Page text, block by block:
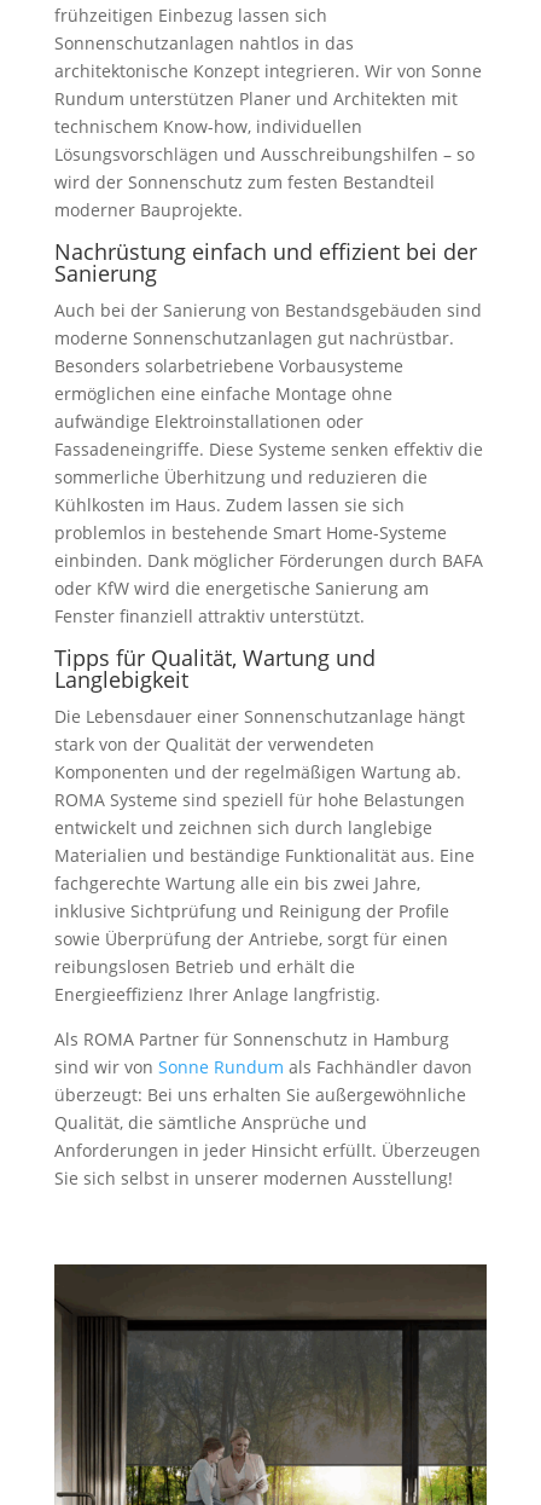
frühzeitigen Einbezug lassen sich
Sonnenschutzanlagen nahtlos in das
architektonische Konzept integrieren. Wir von Sonne
Rundum unterstützen Planer und Architekten mit
technischem Know-how, individuellen
Lösungsvorschlägen und Ausschreibungshilfen – so
wird der Sonnenschutz zum festen Bestandteil
moderner Bauprojekte.
Nachrüstung einfach und effizient bei der
Sanierung
Auch bei der Sanierung von Bestandsgebäuden sind
moderne Sonnenschutzanlagen gut nachrüstbar.
Besonders solarbetriebene Vorbausysteme
ermöglichen eine einfache Montage ohne
aufwändige Elektroinstallationen oder
Fassadeneingriffe. Diese Systeme senken effektiv die
sommerliche Überhitzung und reduzieren die
Kühlkosten im Haus. Zudem lassen sie sich
problemlos in bestehende Smart Home-Systeme
einbinden. Dank möglicher Förderungen durch BAFA
oder KfW wird die energetische Sanierung am
Fenster finanziell attraktiv unterstützt.
Tipps für Qualität, Wartung und
Langlebigkeit
Die Lebensdauer einer Sonnenschutzanlage hängt
stark von der Qualität der verwendeten
Komponenten und der regelmäßigen Wartung ab.
ROMA Systeme sind speziell für hohe Belastungen
entwickelt und zeichnen sich durch langlebige
Materialien und beständige Funktionalität aus. Eine
fachgerechte Wartung alle ein bis zwei Jahre,
inklusive Sichtprüfung und Reinigung der Profile
sowie Überprüfung der Antriebe, sorgt für einen
reibungslosen Betrieb und erhält die
Energieeffizienz Ihrer Anlage langfristig.
Als ROMA Partner für Sonnenschutz in Hamburg
sind wir von Sonne Rundum als Fachhändler davon
überzeugt: Bei uns erhalten Sie außergewöhnliche
Qualität, die sämtliche Ansprüche und
Anforderungen in jeder Hinsicht erfüllt. Überzeugen
Sie sich selbst in unserer modernen Ausstellung!